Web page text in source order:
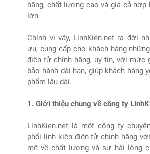
hãng, chất lượng cao và giá cả
lớn.
Chính vì vậy, LinhKien.net ra đời
ưu, cung cấp cho khách hàng
điện tử chính hãng, uy tín, với mức
bảo hành dài hạn, giúp khách hàng
phẩm lâu dài.
1. Giới thiệu chung về công ty
LinhKien.net là một công ty
phối linh kiện điện tử chính hãng
mẽ về chất lượng và sự hài lòng